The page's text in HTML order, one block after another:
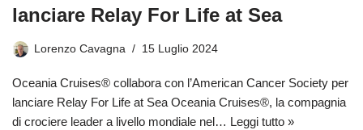
lanciare Relay For Life at Sea
Lorenzo Cavagna 15 Luglio 2024
Oceania Cruises® collabora con l’American Cancer Society per
lanciare Relay For Life at Sea Oceania Cruises®, la compagnia
di crociere leader a livello mondiale nel… Leggi tutto »